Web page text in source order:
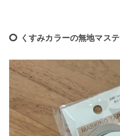
くすみカラーの無地マステ